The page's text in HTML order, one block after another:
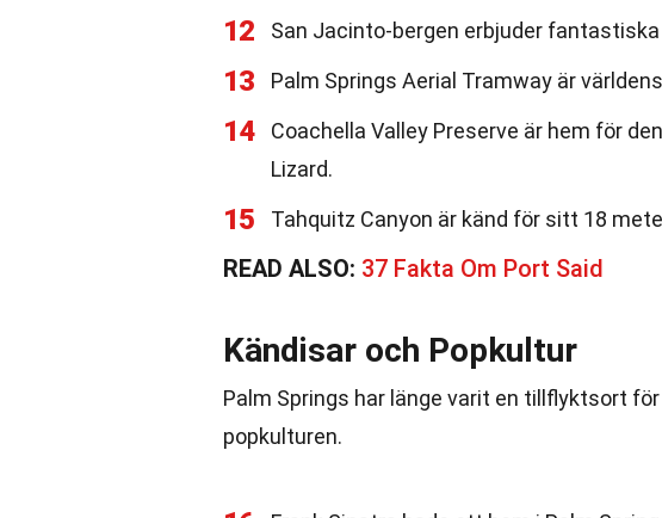
12 San Jacinto-bergen erbjuder
13 Palm Springs Aerial Tramway är
14
Coachella Valley Preserve är hem för
Lizard.
15 Tahquitz Canyon är känd för sitt 18
READ ALSO: 37 Fakta Om Port Said
Kändisar och Popkultur
Palm Springs har länge varit en tillflyktsort
popkulturen.